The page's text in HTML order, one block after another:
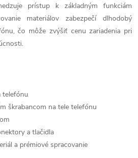
prístup k základným funkciám
materiálov zabezpečí dlhodobý
čo môže zvýšiť cenu zariadenia pri
telefónu
škrabancom na tele telefónu
a tlačidla
a prémiové spracovanie